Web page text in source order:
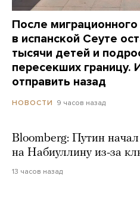
После миграционного
в испанской Сеуте
тысячи детей и
пересекших границу.
отправить назад
НОВОСТИ 9 часов назад
Bloomberg: Путин
на Набиуллину из-за
13 часов назад